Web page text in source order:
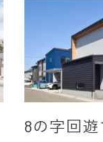
8の字回